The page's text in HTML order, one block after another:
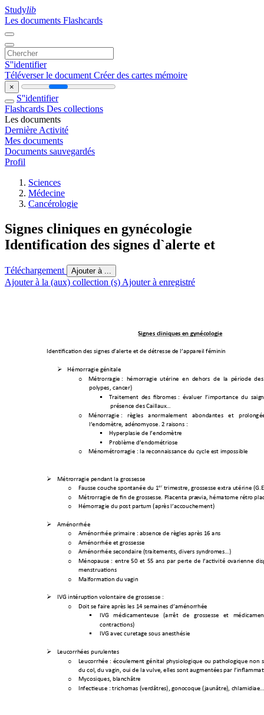
Studylib
Les documents Flashcards
S''identifier
Téléverser le document Créer des cartes mémoire
×
S''identifier
Flashcards Des collections
Les documents
Dernière Activité
Mes documents
Documents sauvegardés
Profil
Sciences
Médecine
Cancérologie
Signes cliniques en gynécologie
Identification des signes d`alerte et
Téléchargement Ajouter à ...
Ajouter à la (aux) collection (s) Ajouter à enregistré
Signes cliniques en gynéco logie
Identification des signes d’alerte et de détresse de l’appareil féminin
 Hémorragie génitale
o Métrorragie : hémorragie  utérine en dehors de la période
polypes, cancer)
 Traitement des  fibromes : évaluer l’importance du  saig
présence des Caillaux…
o Ménorragie : règles anormalement abondantes et
l’endomètre, adénomyose. 2 raisons :
 Hyperplasie de l’endomètre
 Problème d’endométriose
o Ménométrorragie : la reconnaissance du cycle est impossible
 Métrorragie pendant la grossesse
o Fausse couche spontanée du 1er trimestre, grossesse extra utérine
o Métrorragie de fin de grossesse. Placenta prævia, hématome rétro
o Hémorragie du post partum (après l’accouchement)
 Aménorrhée
o Aménorrhée primaire : absence de règles après 16 ans
o Aménorrhée et grossesse
o Aménorrhée secondaire (traitements, divers syndromes…)
o Ménopause : entre 50 et 55 ans par perte de l’activité ovarienne
menstruations
o Malformation du vagin
 IVG intéruption volontaire de grossesse :
o Doit se faire après les 14 semaines d’aménorrhée
 IVG médicamenteuse (arrêt de grossesse et
contractions)
 IVG avec curetage sous anesthésie
 Leucorrhées puru lentes
o Leucorrhée : écoulement génital physiologique ou pathologique non
du col, du vagin, oui de la vulve, elles sont augmentées par l’inflam
o Mycosiques, blanchâtre
o Infectieuse : trichomas (verdâtres), gonocoque (jaunâtre), chlamidiae…